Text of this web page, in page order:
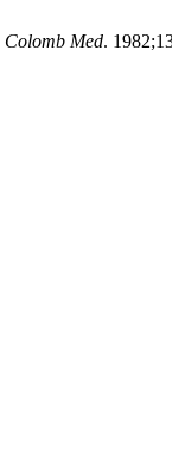
Colomb Med.